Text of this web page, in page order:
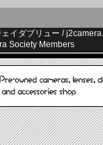
ェイダブリュー /
Society Members